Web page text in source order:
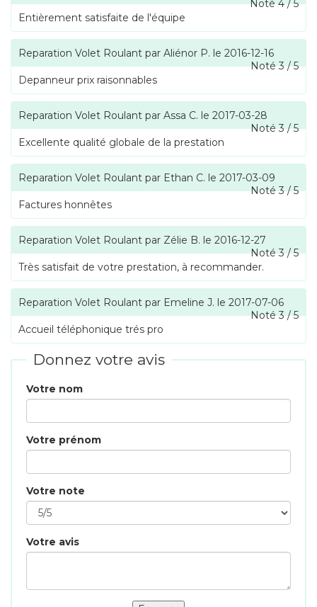
Noté4/5
Entièrement satisfaite de l'équipe
Reparation Volet Roulant par Aliénor P. le 2016-12-16
Noté3/5
Depanneur prix raisonnables
Reparation Volet Roulant par Assa C. le 2017-03-28
Noté3/5
Excellente qualité globale de la prestation
Reparation Volet Roulant par Ethan C. le 2017-03-09
Noté3/5
Factures honnêtes
Reparation Volet Roulant par Zélie B. le 2016-12-27
Noté3/5
Très satisfait de votre prestation, à recommander.
Reparation Volet Roulant par Emeline J. le 2017-07-06
Noté3/5
Accueil téléphonique trés pro
Donnez votre avis
Votre nom
Votre prénom
Votre note
Votre avis